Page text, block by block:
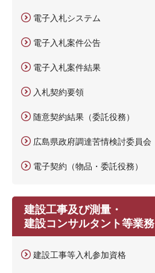
電子入札システム
電子入札案件公告
電子入札案件結果
入札契約要領
随意契約結果（委託役務）
広島県政府調達苦情検討委員会
電子契約（物品・委託役務）
建設工事及び測量・
建設コンサルタント等業務
建設工事等入札参加資格